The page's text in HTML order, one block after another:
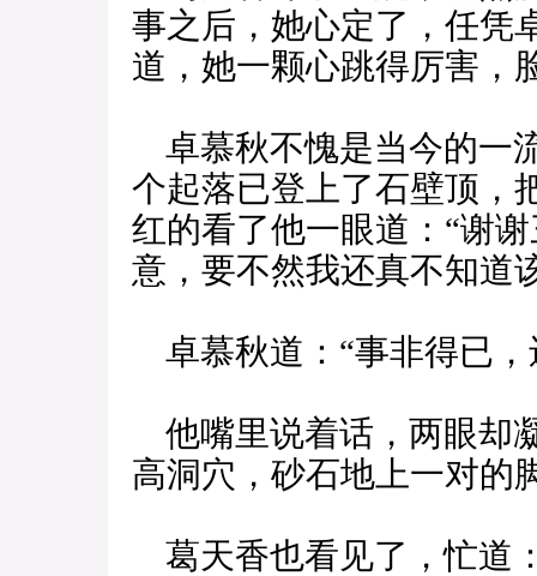
事之后，她心定了，任凭
道，她一颗心跳得厉害，
卓慕秋不愧是当今的一
个起落已登上了石壁顶，
红的看了他一眼道：“谢
意，要不然我还真不知道
卓慕秋道：“事非得已，
他嘴里说着话，两眼却
高洞穴，砂石地上一对的
葛天香也看见了，忙道